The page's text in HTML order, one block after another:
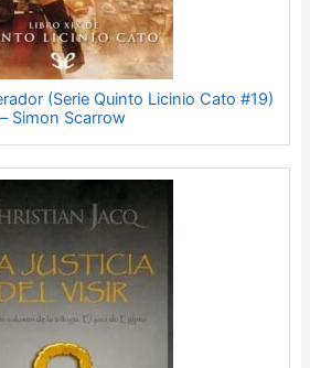
(Serie Quinto Licinio Cato #19)
– Simon Scarrow